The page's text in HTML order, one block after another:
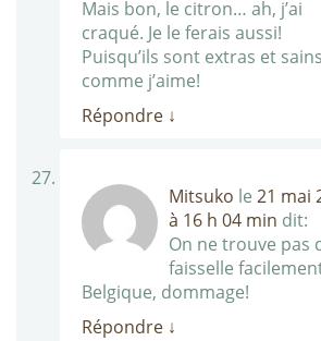
Mais bon, le citron… ah, j’ai
craqué. Je le ferais aussi!
Puisqu’ils sont extras et sains
comme j’aime!
Répondre ↓
Mitsuko le 21 mai
à 16 h 04 min dit:
On ne trouve pas
faisselle
Belgique, dommage!
Répondre ↓